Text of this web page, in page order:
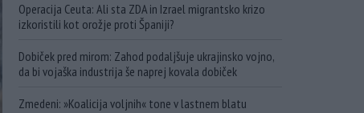
Operacija Ceuta: Ali sta ZDA in Izrael migrantsko krizo
izkoristili kot orožje proti Španiji?
Dobiček pred mirom: Zahod podaljšuje ukrajinsko vojno,
da bi vojaška industrija še naprej kovala dobiček
Zmedeni: »Koalicija voljnih« tone v lastnem blatu